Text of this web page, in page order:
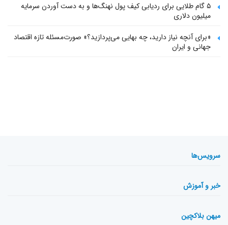
۵ گام طلایی برای ردیابی کیف پول‌ نهنگ‌ها و به دست آوردن سرمایه
میلیون دلاری
«برای آنچه نیاز دارید، چه بهایی می‌پردازید؟» صورت‌مسئله تازه اقتصاد
جهانی و ایران
سرویس‌ها
خبر و آموزش
میهن بلاکچین